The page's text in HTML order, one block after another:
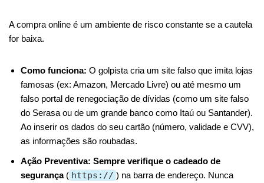
A compra online é um ambiente de risco constante se a cautela
for baixa.
Como funciona: O golpista cria um site falso que imita lojas
famosas (ex: Amazon, Mercado Livre) ou até mesmo um
falso portal de renegociação de dívidas (como um site falso
do Serasa ou de um grande banco como Itaú ou Santander).
Ao inserir os dados do seu cartão (número, validade e CVV),
as informações são roubadas.
Ação Preventiva: Sempre verifique o cadeado de
segurança( https:// ) na barra de endereço. Nunca